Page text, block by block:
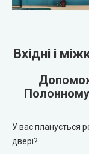
FORT (Форт)
REDFORT
Abwehr (Абвер)
Korfad
Papa Carlo (Папа
Leador Express
Вхідні і
У вас планується
двері?